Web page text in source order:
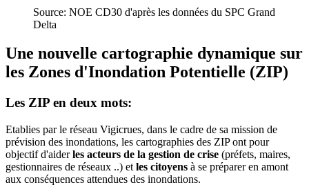
Source: NOE CD30 d'après les données du SPC Grand
Delta
Une nouvelle cartographie dynamique sur
les Zones d'Inondation Potentielle (ZIP)
Les ZIP en deux mots:
Etablies par le réseau Vigicrues, dans le cadre de sa mission de
prévision des inondations, les cartographies des ZIP ont pour
objectif d'aiderles acteurs de la gestion de crise (préfets, maires,
gestionnaires de réseaux ..) et les citoyens à se préparer en amont
aux conséquences attendues des inondations.